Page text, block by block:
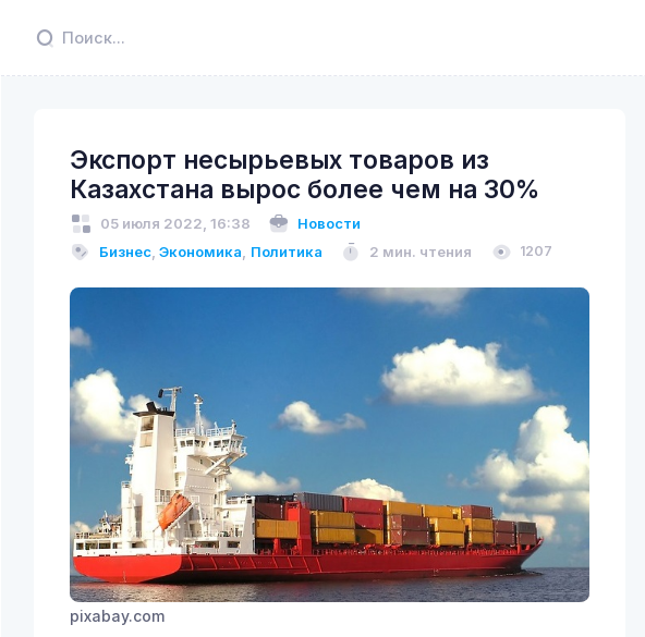
Экспорт несырьевых товаров из
Казахстана вырос более чем на 30%
05 июля 2022, 16:38
Новости
Бизнес Экономика Политика 2 мин. чтения 1207
pixabay.com